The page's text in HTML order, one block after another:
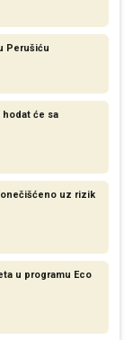
Perušiću
će sa
onečišćeno uz rizik
u programu Eco